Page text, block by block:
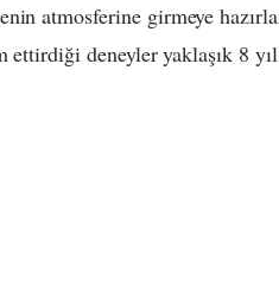
atmosferine girmeye
ettirdiği deneyler yaklaşık 8